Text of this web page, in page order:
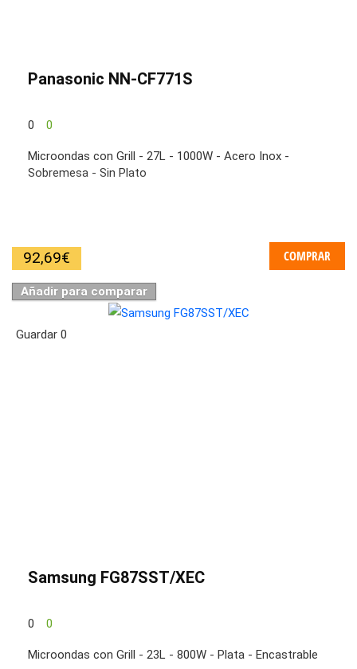
Panasonic NN-CF771S
0 0
Microondas con Grill - 27L - 1000W - Acero Inox -
Sobremesa - Sin Plato
92,69€ COMPRAR
Añadir para comparar
Guardar 0
Samsung FG87SST/XEC
0 0
Microondas con Grill - 23L - 800W - Plata - Encastrable